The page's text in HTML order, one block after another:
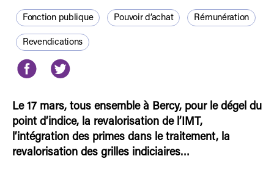
Fonction publique Pouvoir d’achat Rémunération
Revendications
Le 17 mars, tous ensemble à Bercy, pour le dégel du
point d’indice, la revalorisation de l’IMT,
l’intégration des primes dans le traitement, la
revalorisation des grilles indiciaires…